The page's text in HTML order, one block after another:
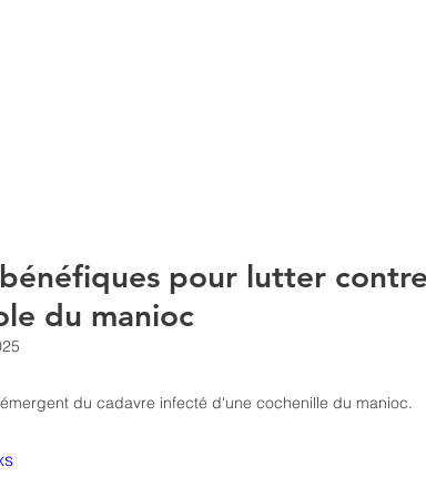
pour lutter
du manioc
du cadavre infecté d'une cochenille du manioc.